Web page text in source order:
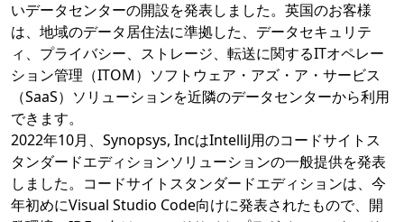
いデータセンターの開設を発表しました。英国のお客様
は、地域のデータ居住法に準拠した、データセキュリテ
ィ、プライバシー、ストレージ、転送に関するITオペレー
ション管理（ITOM）ソフトウェア・アズ・ア・サービス
（SaaS）ソリューションを近隣のデータセンターから利用
できます。
2022年10月、Synopsys, IncはIntelliJ用のコードサイトス
タンダードエディションソリューションの一般提供を発表
しました。コードサイトスタンダードエディションは、今
年初めにVisual Studio Code向けに発表されたもので、開